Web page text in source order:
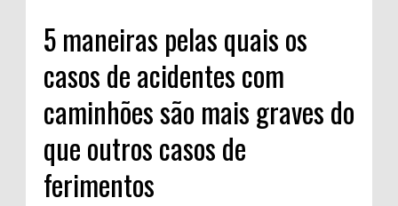
5 maneiras pelas quais os
casos de acidentes com
caminhões são mais graves do
que outros casos de
ferimentos